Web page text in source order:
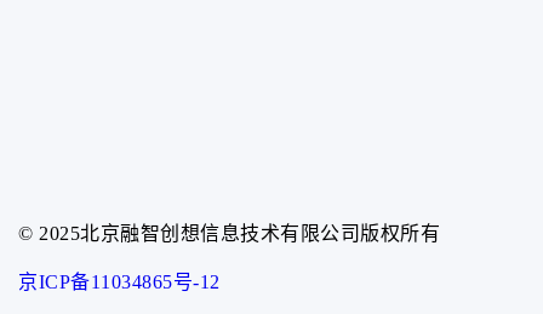
© 2025北京融智创想信息技术有限公司版权所有
京ICP备11034865号-12